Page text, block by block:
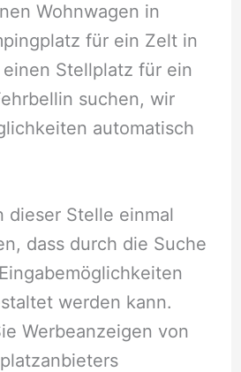
Wohnwagen in
für ein Zelt in
Stellplatz für ein
suchen, wir
automatisch
dieser Stelle einmal
dass durch die Suche
werden kann.
Werbeanzeigen von